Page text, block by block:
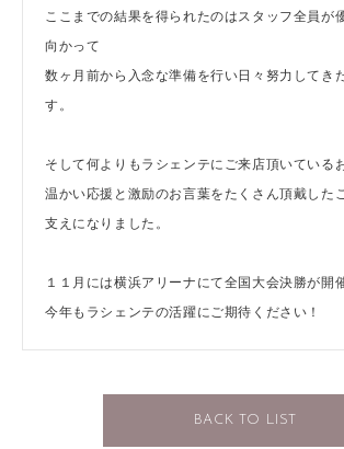
ここまでの結果を得られたのはスタッフ全員が
向かって
数ヶ月前から入念な準備を行い日々努力してき
す。
そして何よりもラシェンテにご来店頂いている
温かい応援と激励のお言葉をたくさん頂戴した
支えになりました。
１１月には横浜アリーナにて全国大会決勝が開
今年もラシェンテの活躍にご期待ください！
BACK TO LIST